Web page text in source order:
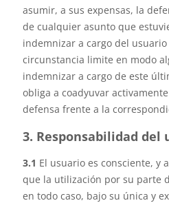
asumir, a sus expensas, la
de cualquier asunto que
indemnizar a cargo del
circunstancia limite en modo
indemnizar a cargo de este
obliga a coadyuvar activamente
defensa frente a la
3. Responsabilidad del
3.1 El usuario es consciente, y
que la utilización por su parte
en todo caso, bajo su única y